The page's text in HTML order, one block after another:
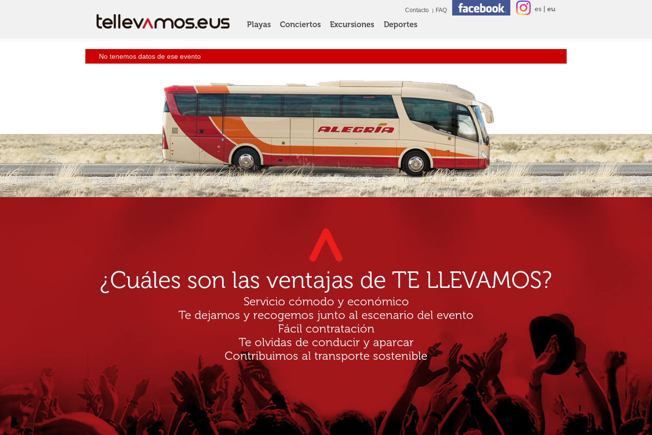
Playas Conciertos Excursiones Deportes
Contacto FAQ es eu
No tenemos datos de ese evento
¿Cuáles son las ventajas de TE LLEVAMOS?
Servicio cómodo y económico
Te dejamos y recogemos junto al escenario del evento
Fácil contratación
Te olvidas de conducir y aparcar
Contribuimos al transporte sostenible